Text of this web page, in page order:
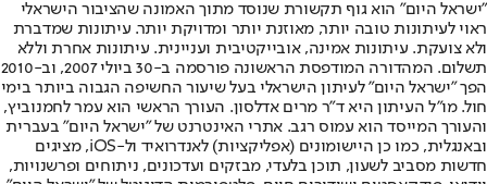
"ישראל היום" הוא גוף תקשורת שנוסד מתוך האמונה שהציבור הישראלי
ראוי לעיתונות טובה יותר, מאוזנת יותר ומדויקת יותר. עיתונות שמדברת
ולא צועקת. עיתונות אמינה, אובייקטיבית ועניינית. עיתונות אחרת וללא
תשלום. המהדורה המודפסת הראשונה פורסמה ב-30 ביולי 2007, וב-2010
הפך "ישראל היום" לעיתון הישראלי בעל שיעור החשיפה הגבוה ביותר בימי
חול. מו"ל העיתון היא ד"ר מרים אדלסון. העורך הראשי הוא עמר לחמנוביץ,
והעורך המייסד הוא עמוס רגב. אתרי האינטרנט של "ישראל היום" בעברית
ובאנגלית, כמו כן היישומונים (אפליקציות) לאנדרואיד ול-iOS, מציגים
חדשות מסביב לשעון, תוכן בלעדי, מבזקים ועדכונים, ניתוחים ופרשנויות,